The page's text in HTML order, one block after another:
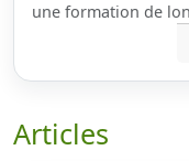
une formation de
Articles